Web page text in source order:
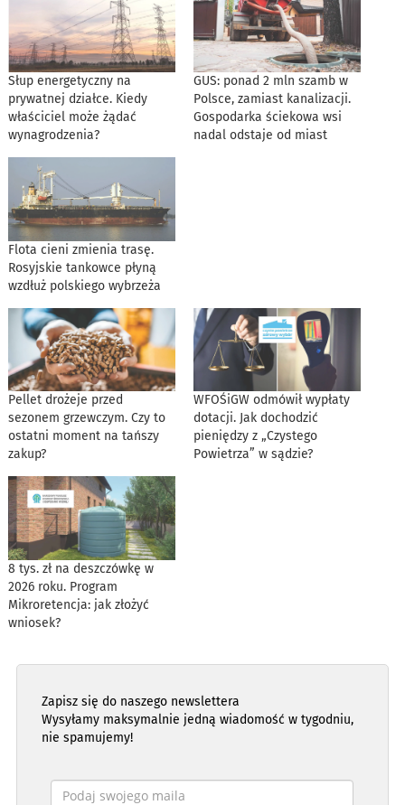
Słup energetyczny na
prywatnej działce. Kiedy
właściciel może żądać
wynagrodzenia?
GUS: ponad 2 mln szamb w
Polsce, zamiast kanalizacji.
Gospodarka ściekowa wsi
nadal odstaje od miast
Flota cieni zmienia trasę.
Rosyjskie tankowce płyną
wzdłuż polskiego wybrzeża
Pellet drożeje przed
sezonem grzewczym. Czy to
ostatni moment na tańszy
zakup?
WFOŚiGW odmówił wypłaty
dotacji. Jak dochodzić
pieniędzy z „Czystego
Powietrza” w sądzie?
8 tys. zł na deszczówkę w
2026 roku. Program
Mikroretencja: jak złożyć
wniosek?
Zapisz się do naszego newslettera
Wysyłamy maksymalnie jedną wiadomość w tygodniu,
nie spamujemy!